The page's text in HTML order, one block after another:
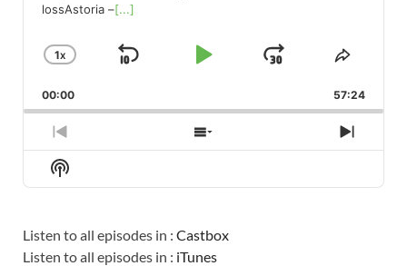
lossAstoria –[...]
CHANGE
RATE
1X
SKIP
PLAYJUMP
FORWARD
SHARE
00:00 57:24
PREVIOUS
EPISODE
SHOW
EPISODES
NEXT
Show
Podcast
Listen to all episodes in : Castbox
Listen to all episodes in : iTunes